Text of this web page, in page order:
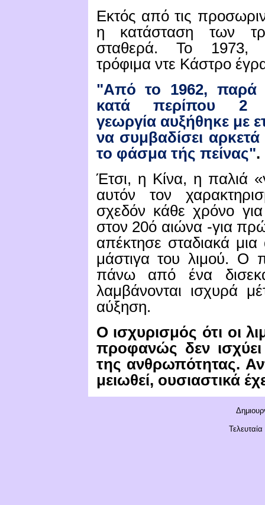
Εκτός από τις
η κατάσταση των
σταθερά.
Το 1973,
τρόφιμα ντε Κάστρο
"Από το 1962, παρά
κατά περίπου 2
γεωργία αυξήθηκε με
να συμβαδίσει
το φάσμα τής πείνας".
Έτσι, η Κίνα, η παλιά
αυτόν τον
σχεδόν κάθε χρόνο
στον 20ό αιώνα -για
απέκτησε σταδιακά
μάστιγα του λιμού. Ο
πάνω από ένα
λαμβάνονται ισχυρά
αύξηση.
Ο ισχυρισμός ότι οι
προφανώς δεν
της ανθρωπότητας.
μειωθεί, ουσιαστικά